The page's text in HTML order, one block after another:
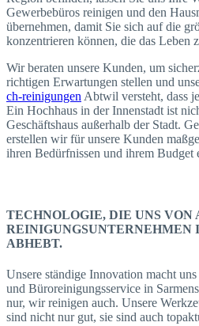
Gewerbebüros reinigen und den
übernehmen, damit Sie sich auf die
konzentrieren können, die das Leben
Wir beraten unsere Kunden, um
richtigen Erwartungen stellen und
ch-reinigungen Abtwil versteht, dass
Ein Hochhaus in der Innenstadt ist
Geschäftshaus außerhalb der Stadt.
erstellen wir für unsere Kunden
ihren Bedürfnissen und ihrem Budget
TECHNOLOGIE, DIE UNS VON
REINIGUNGSUNTERNEHMEN
ABHEBT.
Unsere ständige Innovation macht
und Büroreinigungsservice in
nur, wir reinigen auch. Unsere
sind nicht nur gut, sie sind auch